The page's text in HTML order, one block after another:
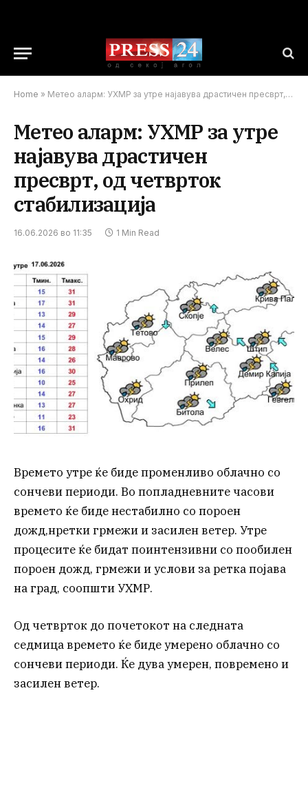
Home » Метео аларм: УХМР за утре најавува драстичен пресврт, од четврток стабилизација
Метео аларм: УХМР за утре
најавува драстичен
пресврт, од четврток
стабилизација
16.06.2026 во 11:35 1 Min Read
Времето утре ќе биде променливо облачно со
сончеви периоди. Во попладневните часови
времето ќе биде нестабилно со пороен
дожд,нретки грмежи и засилен ветер. Утре
процесите ќе бидат поинтензивни со пообилен
пороен дожд, грмежи и услови за ретка појава
на град, соопшти УХМР.
Од четврток до почетокот на следната
седмица времето ќе биде умерено облачно со
сончеви периоди. Ќе дува умерен, повремено и
засилен ветер.